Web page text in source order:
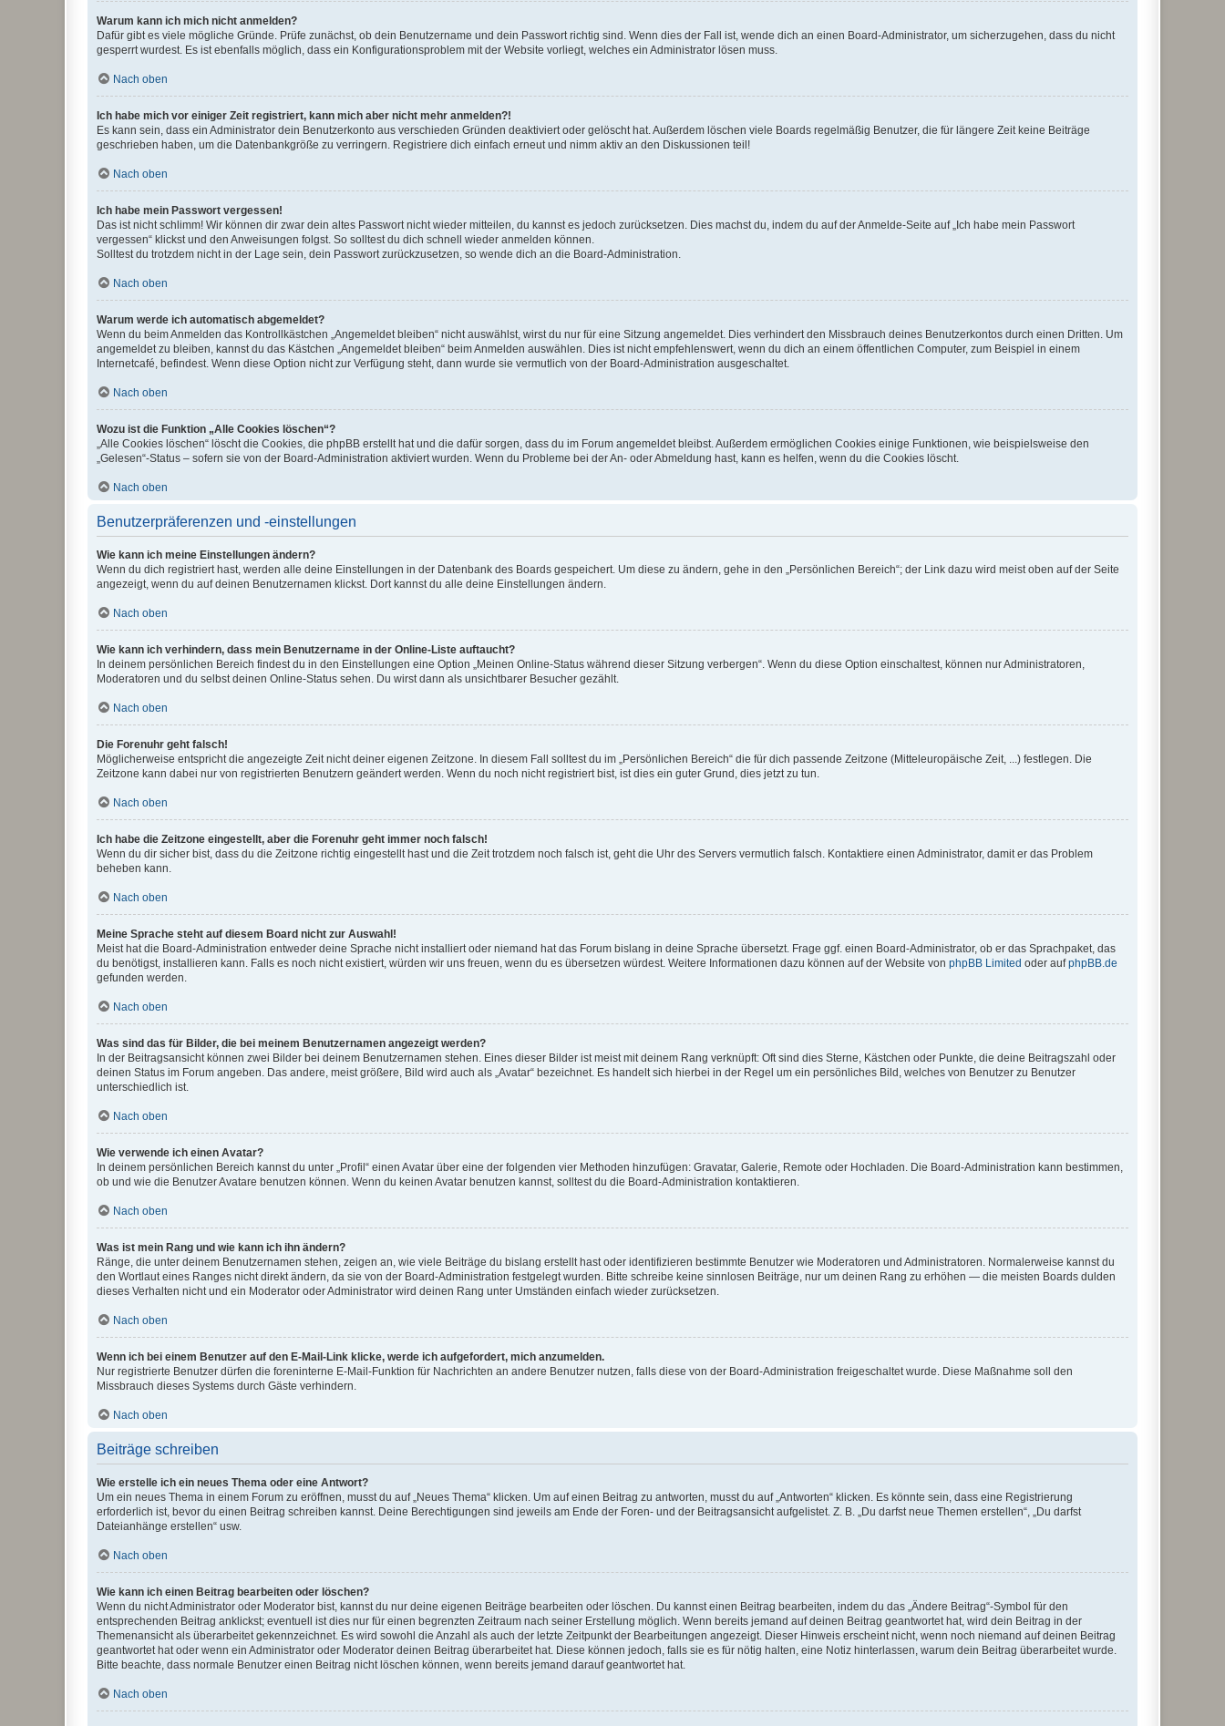
Warum kann ich mich nicht anmelden?
Dafür gibt es viele mögliche Gründe. Prüfe zunächst, ob dein Benutzername und dein Passwort richtig sind. Wenn dies der Fall ist, wende dich an einen Board-Administrator, um sicherzugehen, dass du nicht
gesperrt wurdest. Es ist ebenfalls möglich, dass ein Konfigurationsproblem mit der Website vorliegt, welches ein Administrator lösen muss.
Nach oben
Ich habe mich vor einiger Zeit registriert, kann mich aber nicht mehr anmelden?!
Es kann sein, dass ein Administrator dein Benutzerkonto aus verschieden Gründen deaktiviert oder gelöscht hat. Außerdem löschen viele Boards regelmäßig Benutzer, die für längere Zeit keine Beiträge
geschrieben haben, um die Datenbankgröße zu verringern. Registriere dich einfach erneut und nimm aktiv an den Diskussionen teil!
Nach oben
Ich habe mein Passwort vergessen!
Das ist nicht schlimm! Wir können dir zwar dein altes Passwort nicht wieder mitteilen, du kannst es jedoch zurücksetzen. Dies machst du, indem du auf der Anmelde-Seite auf „Ich habe mein Passwort
vergessen“ klickst und den Anweisungen folgst. So solltest du dich schnell wieder anmelden können.
Solltest du trotzdem nicht in der Lage sein, dein Passwort zurückzusetzen, so wende dich an die Board-Administration.
Nach oben
Warum werde ich automatisch abgemeldet?
Wenn du beim Anmelden das Kontrollkästchen „Angemeldet bleiben“ nicht auswählst, wirst du nur für eine Sitzung angemeldet. Dies verhindert den Missbrauch deines Benutzerkontos durch einen Dritten. Um
angemeldet zu bleiben, kannst du das Kästchen „Angemeldet bleiben“ beim Anmelden auswählen. Dies ist nicht empfehlenswert, wenn du dich an einem öffentlichen Computer, zum Beispiel in einem
Internetcafé, befindest. Wenn diese Option nicht zur Verfügung steht, dann wurde sie vermutlich von der Board-Administration ausgeschaltet.
Nach oben
Wozu ist die Funktion „Alle Cookies löschen“?
„Alle Cookies löschen“ löscht die Cookies, die phpBB erstellt hat und die dafür sorgen, dass du im Forum angemeldet bleibst. Außerdem ermöglichen Cookies einige Funktionen, wie beispielsweise den
„Gelesen“-Status – sofern sie von der Board-Administration aktiviert wurden. Wenn du Probleme bei der An- oder Abmeldung hast, kann es helfen, wenn du die Cookies löscht.
Nach oben
Benutzerpräferenzen und -einstellungen
Wie kann ich meine Einstellungen ändern?
Wenn du dich registriert hast, werden alle deine Einstellungen in der Datenbank des Boards gespeichert. Um diese zu ändern, gehe in den „Persönlichen Bereich“; der Link dazu wird meist oben auf der Seite
angezeigt, wenn du auf deinen Benutzernamen klickst. Dort kannst du alle deine Einstellungen ändern.
Nach oben
Wie kann ich verhindern, dass mein Benutzername in der Online-Liste auftaucht?
In deinem persönlichen Bereich findest du in den Einstellungen eine Option „Meinen Online-Status während dieser Sitzung verbergen“. Wenn du diese Option einschaltest, können nur Administratoren,
Moderatoren und du selbst deinen Online-Status sehen. Du wirst dann als unsichtbarer Besucher gezählt.
Nach oben
Die Forenuhr geht falsch!
Möglicherweise entspricht die angezeigte Zeit nicht deiner eigenen Zeitzone. In diesem Fall solltest du im „Persönlichen Bereich“ die für dich passende Zeitzone (Mitteleuropäische Zeit, ...) festlegen. Die
Zeitzone kann dabei nur von registrierten Benutzern geändert werden. Wenn du noch nicht registriert bist, ist dies ein guter Grund, dies jetzt zu tun.
Nach oben
Ich habe die Zeitzone eingestellt, aber die Forenuhr geht immer noch falsch!
Wenn du dir sicher bist, dass du die Zeitzone richtig eingestellt hast und die Zeit trotzdem noch falsch ist, geht die Uhr des Servers vermutlich falsch. Kontaktiere einen Administrator, damit er das Problem
beheben kann.
Nach oben
Meine Sprache steht auf diesem Board nicht zur Auswahl!
Meist hat die Board-Administration entweder deine Sprache nicht installiert oder niemand hat das Forum bislang in deine Sprache übersetzt. Frage ggf. einen Board-Administrator, ob er das Sprachpaket, das
du benötigst, installieren kann. Falls es noch nicht existiert, würden wir uns freuen, wenn du es übersetzen würdest. Weitere Informationen dazu können auf der Website von phpBB Limited oder aufphpBB.de
gefunden werden.
Nach oben
Was sind das für Bilder, die bei meinem Benutzernamen angezeigt werden?
In der Beitragsansicht können zwei Bilder bei deinem Benutzernamen stehen. Eines dieser Bilder ist meist mit deinem Rang verknüpft: Oft sind dies Sterne, Kästchen oder Punkte, die deine Beitragszahl oder
deinen Status im Forum angeben. Das andere, meist größere, Bild wird auch als „Avatar“ bezeichnet. Es handelt sich hierbei in der Regel um ein persönliches Bild, welches von Benutzer zu Benutzer
unterschiedlich ist.
Nach oben
Wie verwende ich einen Avatar?
In deinem persönlichen Bereich kannst du unter „Profil“ einen Avatar über eine der folgenden vier Methoden hinzufügen: Gravatar, Galerie, Remote oder Hochladen. Die Board-Administration kann bestimmen,
ob und wie die Benutzer Avatare benutzen können. Wenn du keinen Avatar benutzen kannst, solltest du die Board-Administration kontaktieren.
Nach oben
Was ist mein Rang und wie kann ich ihn ändern?
Ränge, die unter deinem Benutzernamen stehen, zeigen an, wie viele Beiträge du bislang erstellt hast oder identifizieren bestimmte Benutzer wie Moderatoren und Administratoren. Normalerweise kannst du
den Wortlaut eines Ranges nicht direkt ändern, da sie von der Board-Administration festgelegt wurden. Bitte schreibe keine sinnlosen Beiträge, nur um deinen Rang zu erhöhen — die meisten Boards dulden
dieses Verhalten nicht und ein Moderator oder Administrator wird deinen Rang unter Umständen einfach wieder zurücksetzen.
Nach oben
Wenn ich bei einem Benutzer auf den E-Mail-Link klicke, werde ich aufgefordert, mich anzumelden.
Nur registrierte Benutzer dürfen die foreninterne E-Mail-Funktion für Nachrichten an andere Benutzer nutzen, falls diese von der Board-Administration freigeschaltet wurde. Diese Maßnahme soll den
Missbrauch dieses Systems durch Gäste verhindern.
Nach oben
Beiträge schreiben
Wie erstelle ich ein neues Thema oder eine Antwort?
Um ein neues Thema in einem Forum zu eröffnen, musst du auf „Neues Thema“ klicken. Um auf einen Beitrag zu antworten, musst du auf „Antworten“ klicken. Es könnte sein, dass eine Registrierung
erforderlich ist, bevor du einen Beitrag schreiben kannst. Deine Berechtigungen sind jeweils am Ende der Foren- und der Beitragsansicht aufgelistet. Z. B. „Du darfst neue Themen erstellen“, „Du darfst
Dateianhänge erstellen“ usw.
Nach oben
Wie kann ich einen Beitrag bearbeiten oder löschen?
Wenn du nicht Administrator oder Moderator bist, kannst du nur deine eigenen Beiträge bearbeiten oder löschen. Du kannst einen Beitrag bearbeiten, indem du das „Ändere Beitrag“-Symbol für den
entsprechenden Beitrag anklickst; eventuell ist dies nur für einen begrenzten Zeitraum nach seiner Erstellung möglich. Wenn bereits jemand auf deinen Beitrag geantwortet hat, wird dein Beitrag in der
Themenansicht als überarbeitet gekennzeichnet. Es wird sowohl die Anzahl als auch der letzte Zeitpunkt der Bearbeitungen angezeigt. Dieser Hinweis erscheint nicht, wenn noch niemand auf deinen Beitrag
geantwortet hat oder wenn ein Administrator oder Moderator deinen Beitrag überarbeitet hat. Diese können jedoch, falls sie es für nötig halten, eine Notiz hinterlassen, warum dein Beitrag überarbeitet wurde.
Bitte beachte, dass normale Benutzer einen Beitrag nicht löschen können, wenn bereits jemand darauf geantwortet hat.
Nach oben